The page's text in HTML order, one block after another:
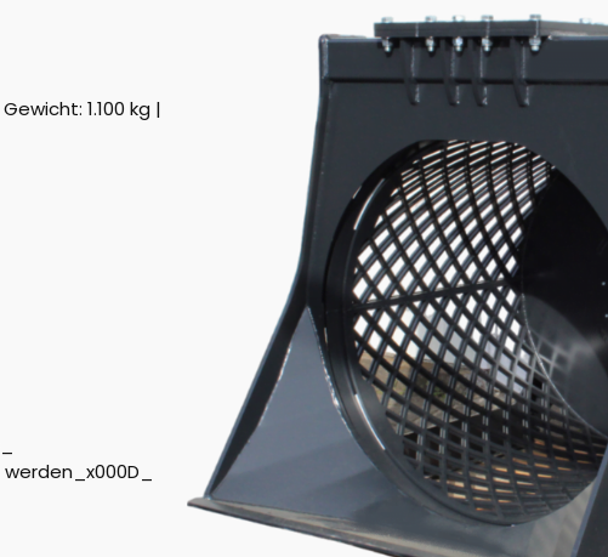
1.100 kg |